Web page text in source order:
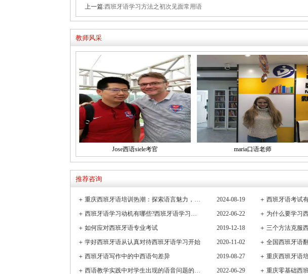
上一篇:西班牙语学习方法之初次见面常用语
教师风采
Jose西语siele考官 maria口语老师
推荐咨询
＋ 重庆西班牙语培训热潮：探索语言魅力，连接全球文化桥梁 2024-08-19 ＋ 西班牙语考试
＋
西班牙语学习动机有哪些?西班牙语学习重要性有哪些 2022-06-22
＋
＋ 如何应对西班牙语专业考试 2019-12-18 ＋ 三个方法克服
＋ 学好西班牙语从认真对待西班牙语学习开始 2020-11-02 ＋ 全国西班牙语
＋ 西班牙语写作中的中西语句差异 2019-08-27 ＋ 重庆西班牙语
＋
西语教学实践中对学生出现的语音问题的观察与小结 2022-06-29 ＋ 重庆零基础西